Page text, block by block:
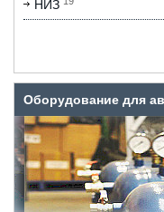
НИЗ
Оборудование для